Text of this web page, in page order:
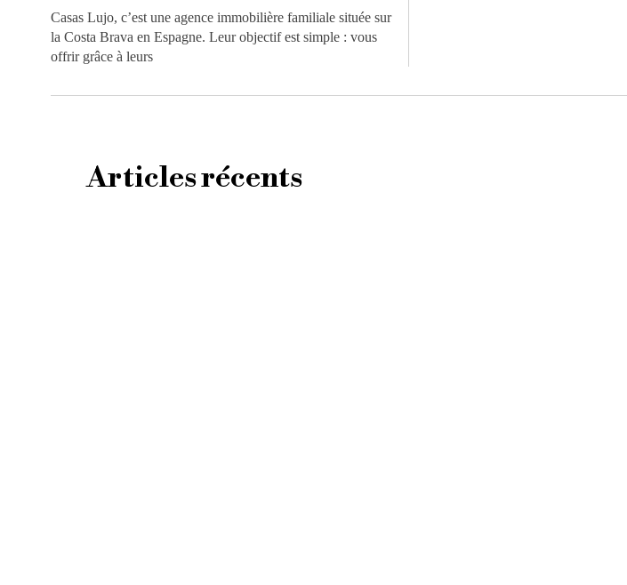
Casas Lujo, c’est une agence immobilière familiale située sur
la Costa Brava en Espagne. Leur objectif est simple : vous
offrir grâce à leurs
Articles récents